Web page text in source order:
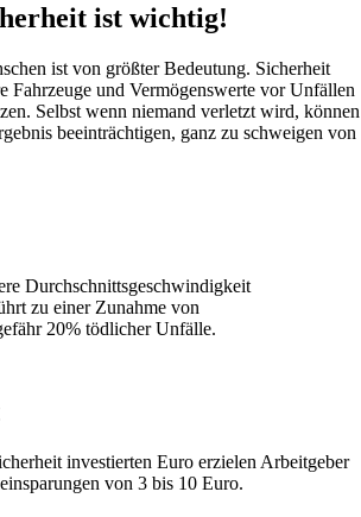
ist wichtig!
ist von größter Bedeutung. Sicherheit
Fahrzeuge und Vermögenswerte vor Unfällen
Selbst wenn niemand verletzt wird, können
beeinträchtigen, ganz zu schweigen von
Durchschnittsgeschwindigkeit
zu einer Zunahme von
20% tödlicher Unfälle.
investierten Euro erzielen Arbeitgeber
von 3 bis 10 Euro.